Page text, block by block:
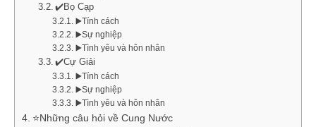
✔️Bọ Cạp
▶️Tính cách
▶️Sự nghiệp
▶️Tình yêu và hôn nhân
✔️Cự Giải
▶️Tính cách
▶️Sự nghiệp
▶️Tình yêu và hôn nhân
⭐Những câu hỏi về Cung Nước